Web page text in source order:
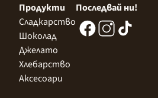
Продукти
Сладкарство
Шоколад
Джелато
Хлебарство
Аксесоари
Последвай ни!